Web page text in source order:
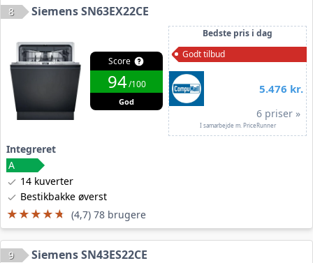
8 Siemens SN63EX22CE
Score
94/100
God
Bedste pris i dag
Godt tilbud
5.476 kr.
6 priser »
I samarbejde m. PriceRunner
Integreret
14 kuverter
Bestikbakke øverst
★★★★★
★★★★★ (4,7) 78 brugere
9 Siemens SN43ES22CE